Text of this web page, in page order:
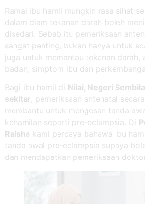
Ramai ibu hamil mungkin rasa sihat
dalam diam tekanan darah boleh
disedari. Sebab itu pemeriksaan
sangat penting, bukan hanya untuk
juga untuk memantau tekanan darah,
badan, simptom ibu dan
Bagi ibu hamil di Nilai, Negeri
sekitar, pemeriksaan antenatal
membantu untuk mengesan tanda
kehamilan seperti pre-eclampsia. Di
Raisha kami percaya bahawa ibu
tanda awal pre-eclampsia supaya
dan mendapatkan pemeriksaan